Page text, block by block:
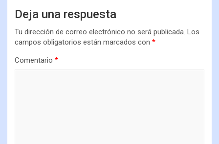
Deja una respuesta
Tu dirección de correo electrónico no será publicada. Los
campos obligatorios están marcados con *
Comentario *